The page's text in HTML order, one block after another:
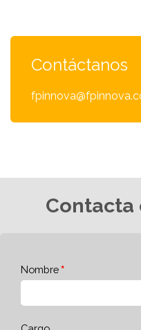
Contáctanos
Contacta
Nombre